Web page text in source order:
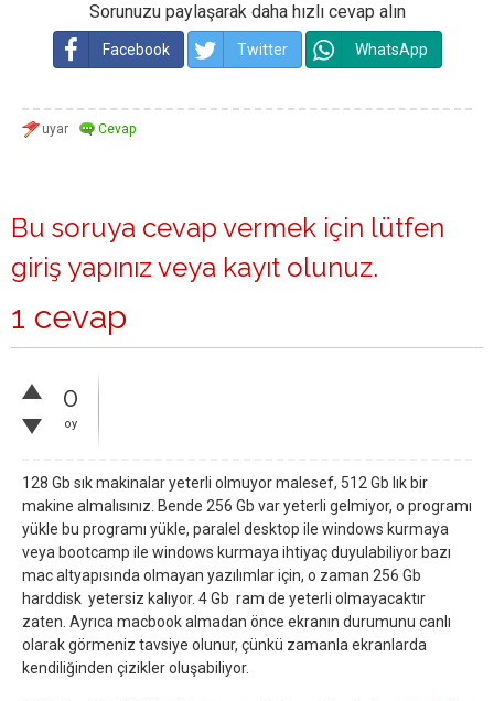
Sorunuzu paylaşarak daha hızlı cevap alın
Facebook Twitter WhatsApp
Bu soruya cevap vermek için lütfen
giriş yapınız veya kayıt olunuz.
1 cevap
0
oy
128 Gb sık makinalar yeterli olmuyor malesef, 512 Gb lık bir
makine almalısınız. Bende 256 Gb var yeterli gelmiyor, o programı
yükle bu programı yükle, paralel desktop ile windows kurmaya
veya bootcamp ile windows kurmaya ihtiyaç duyulabiliyor bazı
mac altyapısında olmayan yazılımlar için, o zaman 256 Gb
harddisk yetersiz kalıyor. 4 Gb ram de yeterli olmayacaktır
zaten. Ayrıca macbook almadan önce ekranın durumunu canlı
olarak görmeniz tavsiye olunur, çünkü zamanla ekranlarda
kendiliğinden çizikler oluşabiliyor.